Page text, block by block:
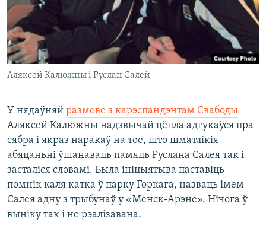
Аляксей Калюжны і Руслан Салей
У нядаўняй размове з карэспандэнтам Свабоды
Аляксей Калюжны надзвычай цёпла адгукаўся пра
сябра і якраз наракаў на тое, што шматлікія
абяцаньні ўшанаваць памяць Руслана Салея так і
засталіся словамі. Была ініцыятыва паставіць
помнік каля катка ў парку Горкага, назваць імем
Салея адну з трыбунаў у «Менск-Арэне». Нічога ў
выніку так і не рэалізавана.